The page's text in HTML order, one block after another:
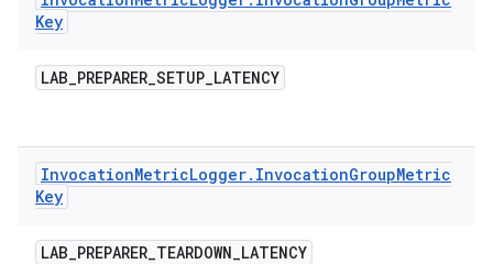
Key
LAB_PREPARER_SETUP_LATENCY
InvocationMetricLogger. InvocationGroupMetric
Key
LAB_PREPARER_TEARDOWN_LATENCY